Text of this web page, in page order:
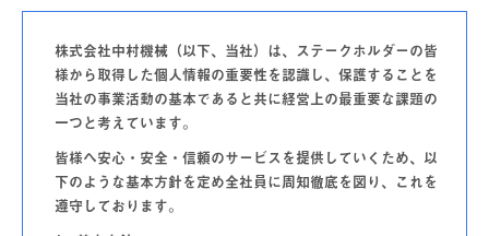
株式会社中村機械（以下、当社）は、ステークホルダーの皆
様から取得した個人情報の重要性を認識し、保護することを
当社の事業活動の基本であると共に経営上の最重要な課題の
一つと考えています。
皆様へ安心・安全・信頼のサービスを提供していくため、以
下のような基本方針を定め全社員に周知徹底を図り、これを
遵守しております。